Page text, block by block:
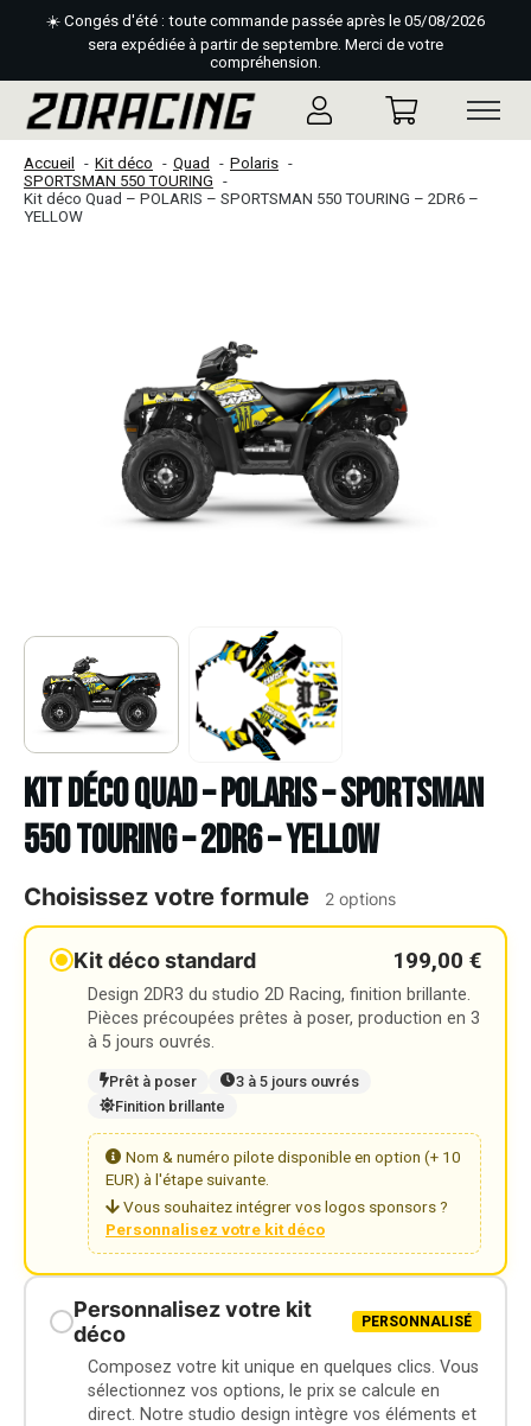
☀️ Congés d'été : toute commande passée après le 05/08/2026
sera expédiée à partir de septembre. Merci de votre
compréhension.
Accueil Kit déco Quad
Polaris
SPORTSMAN 550 TOURING
Kit déco Quad – POLARIS – SPORTSMAN 550 TOURING – 2DR6 –
YELLOW
Kit déco Quad – POLARIS – SPORTSMAN
550 TOURING – 2DR6 – YELLOW
Choisissez votre formule 2 options
Kit déco standard 199,00 €
Design 2DR3 du studio 2D Racing, finition brillante.
Pièces précoupées prêtes à poser, production en 3
à 5 jours ouvrés.
Prêt à poser
3 à 5 jours ouvrés
Finition brillante
Nom & numéro pilote disponible en option (+ 10
EUR) à l'étape suivante.
Vous souhaitez intégrer vos logos sponsors ?
Personnalisez votre kit déco
Personnalisez votre kit
déco
PERSONNALISÉ
Composez votre kit unique en quelques clics. Vous
sélectionnez vos options, le prix se calcule en
direct. Notre studio design intègre vos éléments et